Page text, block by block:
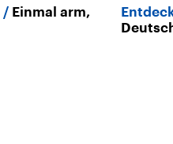
Einmal arm,